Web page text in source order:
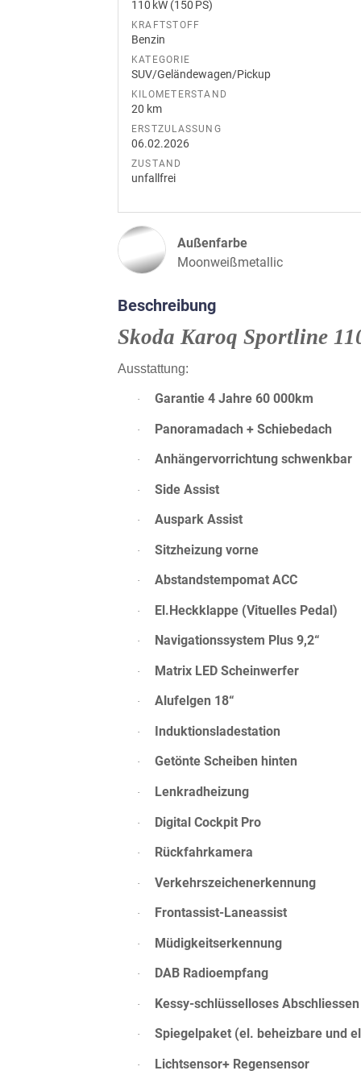
110 kW (150 PS)
KRAFTSTOFF
Benzin
KATEGORIE
SUV/Geländewagen/Pickup
KILOMETERSTAND
20 km
ERSTZULASSUNG
06.02.2026
ZUSTAND
unfallfrei
Außenfarbe
Moonweißmetallic
Beschreibung
Skoda Karoq Sportline
Ausstattung:
· Garantie 4 Jahre 60 000km
· Panoramadach + Schiebedach
· Anhängervorrichtung schwenkbar
· Side Assist
· Auspark Assist
· Sitzheizung vorne
· Abstandstempomat ACC
· El.Heckklappe (Vituelles Pedal)
· Navigationssystem Plus 9,2“
· Matrix LED Scheinwerfer
· Alufelgen 18“
· Induktionsladestation
· Getönte Scheiben hinten
· Lenkradheizung
· Digital Cockpit Pro
· Rückfahrkamera
· Verkehrszeichenerkennung
· Frontassist-Laneassist
· Müdigkeitserkennung
· DAB Radioempfang
· Kessy-schlüsselloses
· Spiegelpaket (el. beheizbare und
· Lichtsensor+ Regensensor